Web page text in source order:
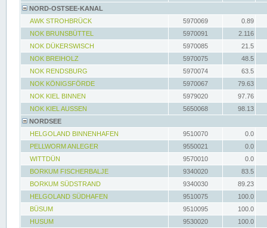
NORD-OSTSEE-KANAL
AWK STROHBRÜCK
5970069
0.89
NOK BRUNSBÜTTEL
5970091
2.116
NOK DÜKERSWISCH
5970085
21.5
NOK BREIHOLZ
5970075
48.5
NOK RENDSBURG
5970074
63.5
NOK KÖNIGSFÖRDE
5970067
79.63
NOK KIEL BINNEN
5979020
97.76
NOK KIEL AUSSEN
5650068
98.13
NORDSEE
HELGOLAND BINNENHAFEN
9510070
0.0
PELLWORM ANLEGER
9550021
0.0
WITTDÜN
9570010
0.0
BORKUM FISCHERBALJE
9340020
83.5
BORKUM SÜDSTRAND
9340030
89.23
HELGOLAND SÜDHAFEN
9510075
100.0
BÜSUM
9510095
100.0
HUSUM
9530020 100.0